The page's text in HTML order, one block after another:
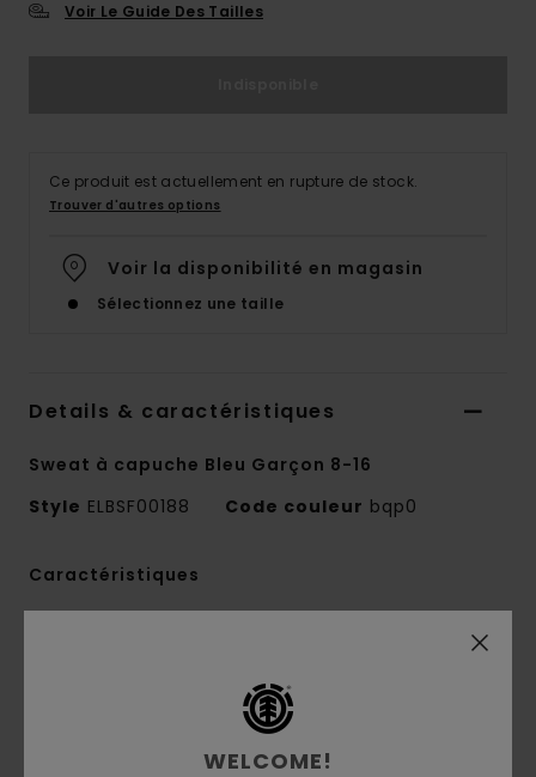
Voir Le Guide Des Tailles
Ce produit est actuellement en rupture de stock.
Trouver d'autres options
Voir la disponibilité en magasin
Sélectionnez une taille
Details & caractéristiques
Sweat à capuche Bleu Garçon 8-16
Style ELBSF00188 Code couleur bqp0
Caractéristiques
30% coton recyclé [320 g/m²]
Conscious by Nature :coton recyclé
coupe regular
WELCOME!